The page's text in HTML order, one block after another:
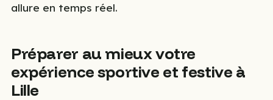
allure en temps réel.
Préparer au mieux votre
expérience sportive et festive à
Lille